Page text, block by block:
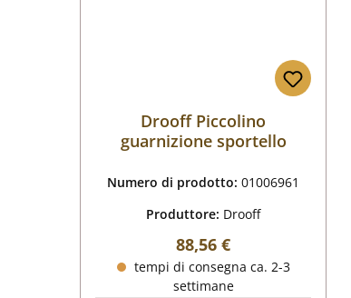
Drooff Piccolino
guarnizione sportello
Numero di prodotto:01006961
Produttore: Drooff
Prezzo normale:
88,56 €
tempi di consegna ca. 2-3
settimane